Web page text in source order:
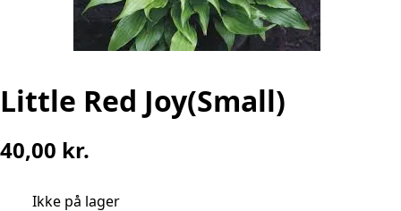
Little Red Joy(Small)
40,00 kr.
Ikke på lager